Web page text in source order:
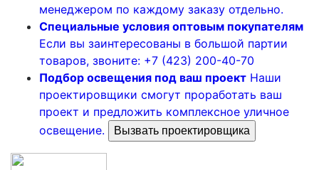
менеджером по каждому заказу отдельно.
Специальные условия оптовым покупателям
Если вы заинтересованы в большой партии
товаров, звоните: +7 (423) 200-40-70
Подбор освещения под ваш проект Наши
проектировщики смогут проработать ваш
проект и предложить комплексное уличное
освещение.
Вызвать проектировщика